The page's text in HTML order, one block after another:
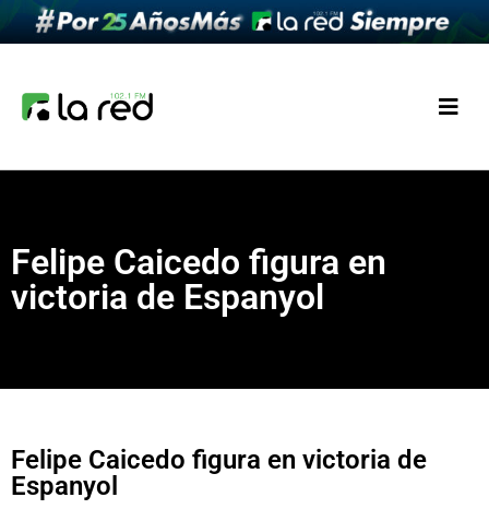
Felipe Caicedo figura en
victoria de Espanyol
Felipe Caicedo figura en victoria de
Espanyol